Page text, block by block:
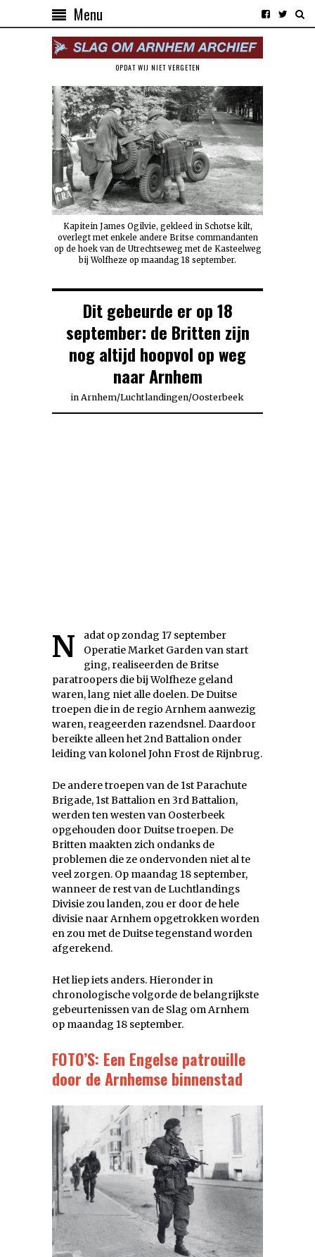
Menu
OPDAT WIJ NIET VERGETEN
Kapitein James Ogilvie, gekleed in Schotse kilt,
overlegt met enkele andere Britse commandanten
op de hoek van de Utrechtseweg met de Kasteelweg
bij Wolfheze op maandag 18 september.
Dit gebeurde er op 18
september: de Britten zijn
nog altijd hoopvol op weg
naar Arnhem
in Arnhem/Luchtlandingen/Oosterbeek
Nadat op zondag 17 september
Operatie Market Garden van start
ging, realiseerden de Britse
paratroopers die bij Wolfheze geland
waren, lang niet alle doelen. De Duitse
troepen die in de regio Arnhem aanwezig
waren, reageerden razendsnel. Daardoor
bereikte alleen het 2nd Battalion onder
leiding van kolonel John Frost de Rijnbrug.
De andere troepen van de 1st Parachute
Brigade, 1st Battalion en 3rd Battalion,
werden ten westen van Oosterbeek
opgehouden door Duitse troepen. De
Britten maakten zich ondanks de
problemen die ze ondervonden niet al te
veel zorgen. Op maandag 18 september,
wanneer de rest van de Luchtlandings
Divisie zou landen, zou er door de hele
divisie naar Arnhem opgetrokken worden
en zou met de Duitse tegenstand worden
afgerekend.
Het liep iets anders. Hieronder in
chronologische volgorde de belangrijkste
gebeurtenissen van de Slag om Arnhem
op maandag 18 september.
FOTO’S: Een Engelse patrouille
door de Arnhemse binnenstad